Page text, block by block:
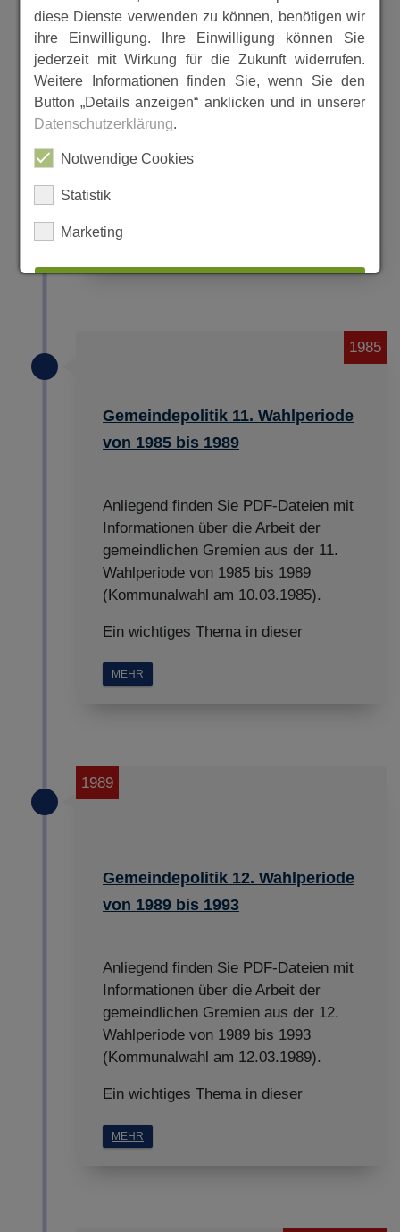
von 1981 bis 1985
Anliegend finden Sie PDF-Dateien mit
Informationen über die Arbeit der
gemeindlichen Gremien aus der 10.
Wahlperiode von 1981 bis 1985
(Kommunalwahl am 22.03.1981).
Ein wichtiges Thema in dieser
MEHR
Gemeindepolitik 11. Wahlperiode
von 1985 bis 1989
1985
Anliegend finden Sie PDF-Dateien mit
Informationen über die Arbeit der
gemeindlichen Gremien aus der 11.
Wahlperiode von 1985 bis 1989
(Kommunalwahl am 10.03.1985).
Ein wichtiges Thema in dieser
MEHR
Gemeindepolitik 12. Wahlperiode
von 1989 bis 1993
1989
Anliegend finden Sie PDF-Dateien mit
Informationen über die Arbeit der
gemeindlichen Gremien aus der 12.
Wahlperiode von 1989 bis 1993
(Kommunalwahl am 12.03.1989).
Ein wichtiges Thema in dieser
MEHR
diese Dienste verwenden zu können, benötigen wir
ihre Einwilligung. Ihre Einwilligung können Sie
jederzeit mit Wirkung für die Zukunft widerrufen.
Weitere Informationen finden Sie, wenn Sie den
Button „Details anzeigen“ anklicken und in unserer
Datenschutzerklärung.
Notwendige Cookies
Statistik
Marketing
Details anzeigen